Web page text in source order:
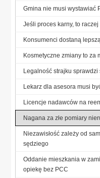
Gmina nie musi wystawiać
Jeśli proces karny, to
Konsumenci dostaną
Kosmetyczne zmiany to za
Legalność strajku sprawdzi
Lekarz dla asesora musi
Licencje nadawców na
Nagana za złe pomiary
Niezawisłość zależy od
sędziego
Oddanie mieszkania w
opiekę bez PCC